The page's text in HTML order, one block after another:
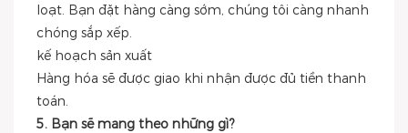
loạt. Bạn đặt hàng càng sớm, chúng tôi càng nhanh
chóng sắp xếp.
kế hoạch sản xuất
Hàng hóa sẽ được giao khi nhận được đủ tiền thanh
toán.
5. Bạn sẽ mang theo những gì?